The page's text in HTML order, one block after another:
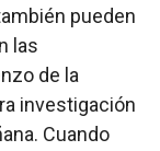
pueden
las
de la
investigación
Cuando